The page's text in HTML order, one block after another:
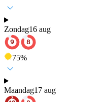
Zondag16 aug
75%
Maandag17 aug